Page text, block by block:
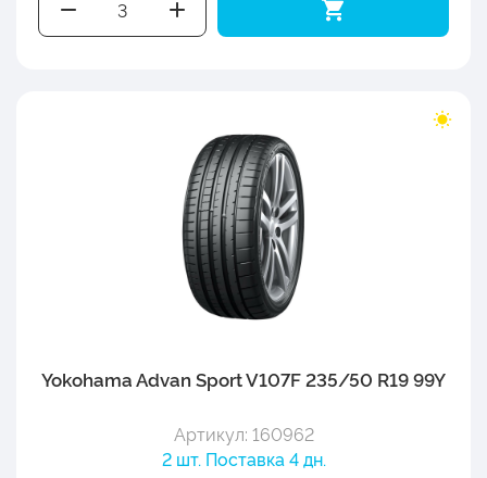
Yokohama Advan Sport V107F 235/50 R19 99Y
Артикул: 160962
2 шт. Поставка 4 дн.